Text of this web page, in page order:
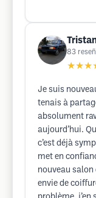
83
Je suis
tenais à
absolument
aujourd’hui.
c’est déjà
met en
nouveau salon
envie de